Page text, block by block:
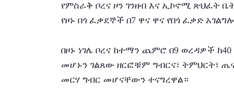
የምስራቅ ቦረና ዞን ገንዘብ እና ኢኮኖሚ ጽህፈት
የዞኑ በጎ ፈቃደኞች በ7 ዋና ዋና የበጎ ፈቃድ
በዞኑ ነገሌ ቦረና ከተማን ጨምሮ በ9 ወረዳዎች
መሆኑን ገልጸው ዘርፎቹም ግብርና፣ ትምህርት፣
መርሃ ግብር መሆናቸውን ተናግረዋል።